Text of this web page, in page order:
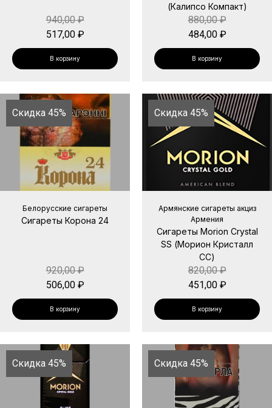
940,00₽
517,00 ₽
В корзину
(Калипсо Компакт)
880,00₽
484,00 ₽
В корзину
Скидка 45%
Белорусские сигареты
Сигареты Корона 24
920,00₽
506,00 ₽
В корзину
Скидка 45%
Армянские сигареты акциз
Армения
Сигареты Morion Crystal
SS (Морион Кристалл
СС)
820,00₽
451,00 ₽
В корзину
Скидка 45% Скидка 45%